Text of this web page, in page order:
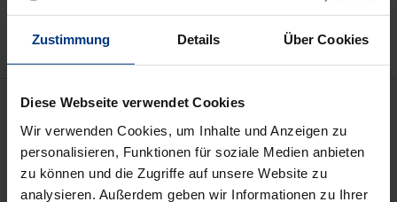
Zustimmung Details Über Cookies
Diese Webseite verwendet Cookies
Wir verwenden Cookies, um Inhalte und Anzeigen zu
personalisieren, Funktionen für soziale Medien anbieten
zu können und die Zugriffe auf unsere Website zu
analysieren. Außerdem geben wir Informationen zu Ihrer
Hinweise zu Versandkosten
Beschreibung
Dieses englischsprachige Online Journal erscheint
zweimal im Jahr und bietet ausschließlich